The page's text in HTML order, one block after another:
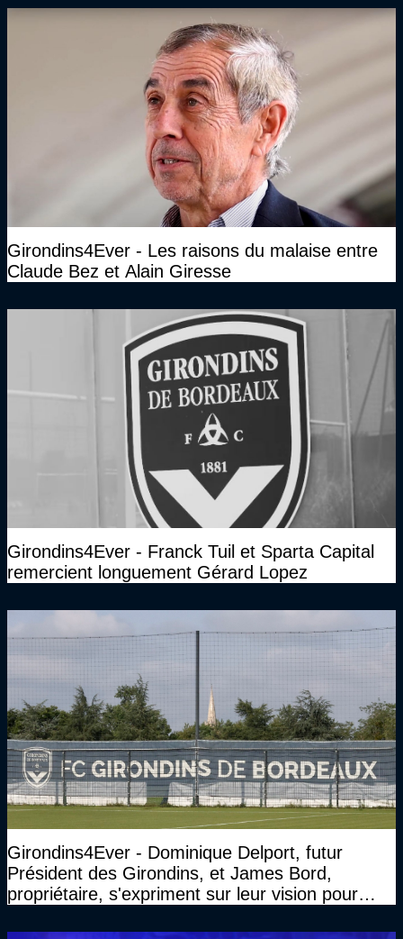
Girondins4Ever - Les raisons du malaise entre
Claude Bez et Alain Giresse
Girondins4Ever - Franck Tuil et Sparta Capital
remercient longuement Gérard Lopez
Girondins4Ever - Dominique Delport, futur
Président des Girondins, et James Bord,
propriétaire, s'expriment sur leur vision pour